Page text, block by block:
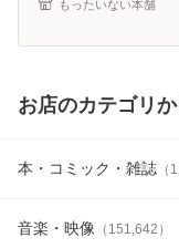
もったいない本舗
お店のカテゴリ
本・コミック・雑誌 （
音楽・映像 （ 151,642 ）